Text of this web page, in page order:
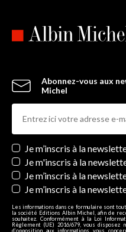
Abonnez-vous aux
Michel
Newsletters
Je m’inscris à la
Je m'inscris à la
Je m’inscris à la
Je m’inscris à la
Les informations dans ce formulaire sont
la société Editions Albin Michel, afin de
souhaitez. Conformément à la Loi
Règlement (UE) 2016/679, vous
d’opposition aux informations vous